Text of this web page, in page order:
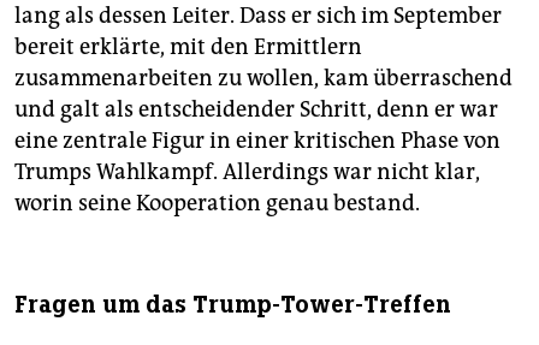
lang als dessen Leiter. Dass er sich im September
bereit erklärte, mit den Ermittlern
zusammenarbeiten zu wollen, kam überraschend
und galt als entscheidender Schritt, denn er war
eine zentrale Figur in einer kritischen Phase von
Trumps Wahlkampf. Allerdings war nicht klar,
worin seine Kooperation genau bestand.
Fragen um das Trump-Tower-Treffen